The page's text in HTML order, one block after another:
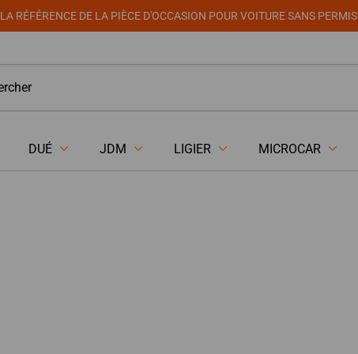
LA RÉFÉRENCE DE LA PIÈCE D'OCCASION POUR VOITURE SANS PERMIS
DUÉ JDM LIGIER MICROCAR